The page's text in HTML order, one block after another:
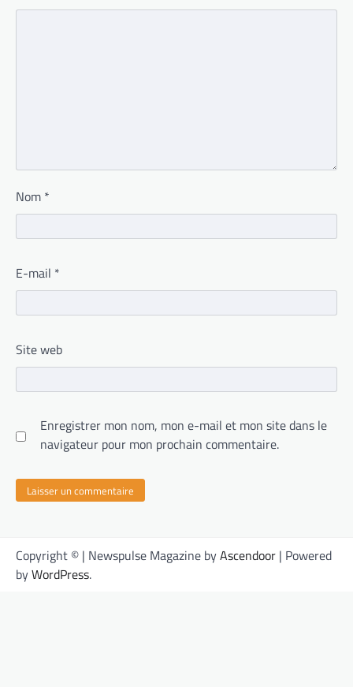
Nom *
E-mail *
Site web
Enregistrer mon nom, mon e-mail et mon site dans le
navigateur pour mon prochain commentaire.
Copyright © | Newspulse Magazine byAscendoor | Powered
byWordPress.